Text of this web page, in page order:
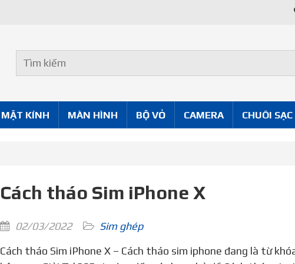
MẶT KÍNH MÀN HÌNH BỘ VỎ CAMERA CHUÔI SẠC
Cách tháo Sim iPhone X
02/03/2022
Sim ghép
Cách tháo Sim iPhone X – Cách tháo sim iphone đang là từ khóa được rất nhiều bạn đọc tìm kiếm. Vậy nên